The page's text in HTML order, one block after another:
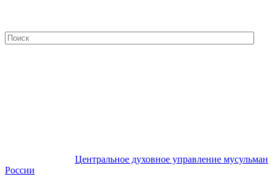
Центральное духовное управление мусульман
России